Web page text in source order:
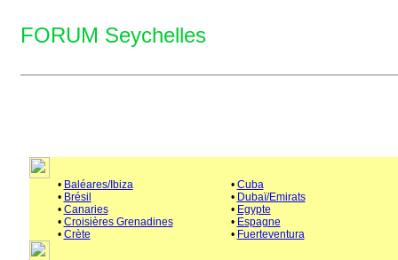
FORUM Seychelles
• Baléares/Ibiza
• Brésil
• Canaries
• Croisières Grenadines
• Crète
• Cuba
• Dubaï/Emirats
• Egypte
• Espagne
• Fuerteventura